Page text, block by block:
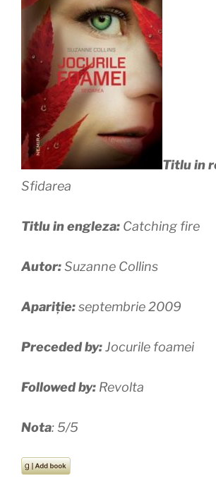
Titlu in
Sfidarea
Titlu in engleza: Catching fire
Autor:Suzanne Collins
Apariție:septembrie 2009
Preceded by:Jocurile foamei
Followed by: Revolta
Nota: 5/5